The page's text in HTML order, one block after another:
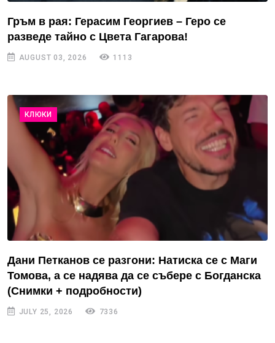
Гръм в рая: Герасим Георгиев – Геро се
разведе тайно с Цвета Гагарова!
AUGUST 03, 2026 1113
КЛЮКИ
Дани Петканов се разгони: Натиска се с Маги
Томова, а се надява да се събере с Богданска
(Снимки + подробности)
JULY 25, 2026 7336